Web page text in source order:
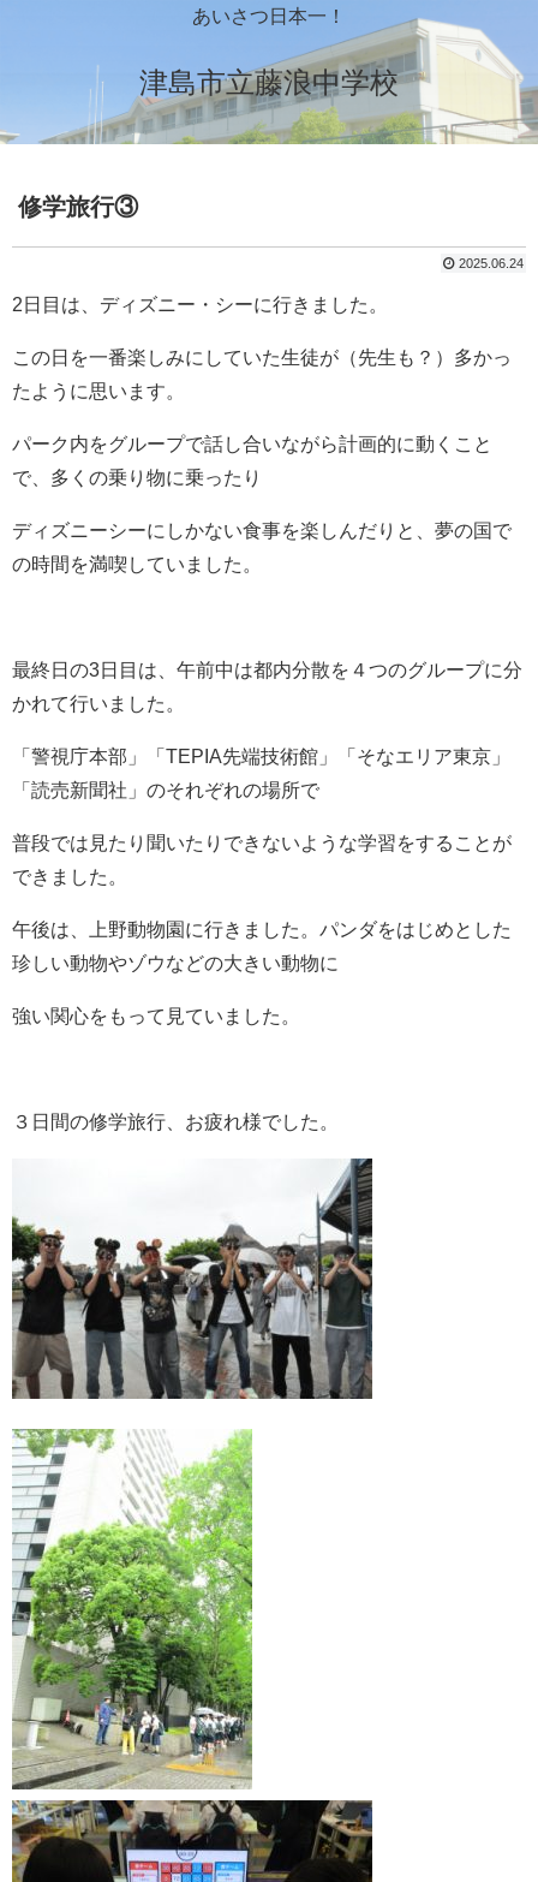
あいさつ日本一！
津島市立藤浪中学校
修学旅行③
2025.06.24
2日目は、ディズニー・シーに行きました。
この日を一番楽しみにしていた生徒が（先生も？）多かっ
たように思います。
パーク内をグループで話し合いながら計画的に動くこと
で、多くの乗り物に乗ったり
ディズニーシーにしかない食事を楽しんだりと、夢の国で
の時間を満喫していました。
最終日の3日目は、午前中は都内分散を４つのグループに分
かれて行いました。
「警視庁本部」「TEPIA先端技術館」「そなエリア東京」
「読売新聞社」のそれぞれの場所で
普段では見たり聞いたりできないような学習をすることが
できました。
午後は、上野動物園に行きました。パンダをはじめとした
珍しい動物やゾウなどの大きい動物に
強い関心をもって見ていました。
３日間の修学旅行、お疲れ様でした。